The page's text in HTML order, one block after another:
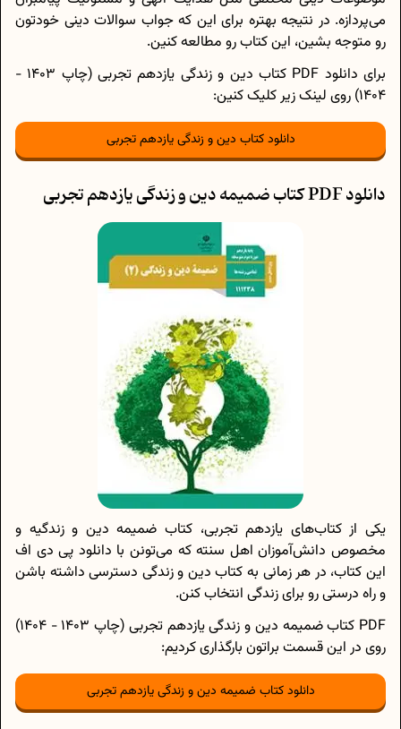
می‌پردازه. در نتیجه بهتره برای این که جواب سوالات دینی خودتون
رو متوجه بشین، این کتاب رو مطالعه کنین.
برای دانلود PDF کتاب دین و زندگی یازدهم تجربی (چاپ 1403 -
1404) روی لینک زیر کلیک کنین:
دانلود کتاب دین و زندگی یازدهم تجربی
دانلود PDF کتاب ضمیمه دین و زندگی یازدهم تجربی
یکی از کتا‌ب‌های یازدهم تجربی، کتاب ضمیمه دین و زندگیه و
مخصوص دانش‌آموزان اهل سنته که می‌تونن با دانلود پی دی اف
این کتاب، در هر زمانی به کتاب دین و زندگی دسترسی داشته باشن
و راه درستی رو برای زندگی انتخاب کنن.
PDF کتاب ضمیمه دین و زندگی یازدهم تجربی (چاپ 1403 - 1404)
روی در این قسمت براتون بارگذاری کردیم:
دانلود کتاب ضمیمه دین و زندگی یازدهم تجربی